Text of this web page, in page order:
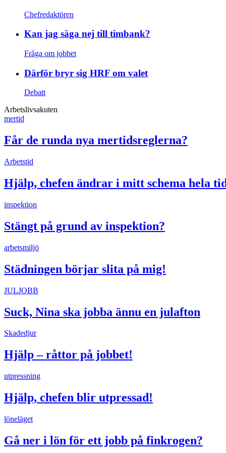
Chefredaktören
Kan jag säga nej till timbank?
Fråga om jobbet
Därför bryr sig HRF om valet
Debatt
Arbetslivsakuten
mertid
Får de runda nya mertidsreglerna?
Arbetstid
Hjälp, chefen ändrar i mitt schema hela
inspektion
Stängt på grund av inspektion?
arbetsmiljö
Städningen börjar slita på mig!
JULJOBB
Suck, Nina ska jobba ännu en julafton
Skadedjur
Hjälp – råttor på jobbet!
utpressning
Hjälp, chefen blir utpressad!
löneläget
Gå ner i lön för ett jobb på finkrogen?